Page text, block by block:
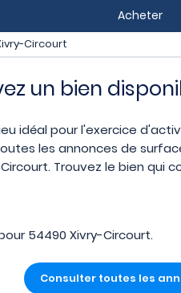
Acheter
Circourt
un bien
idéal pour l'exercice
les annonces de
Trouvez le bien
54490 Xivry-Circourt.
Consulter toutes les